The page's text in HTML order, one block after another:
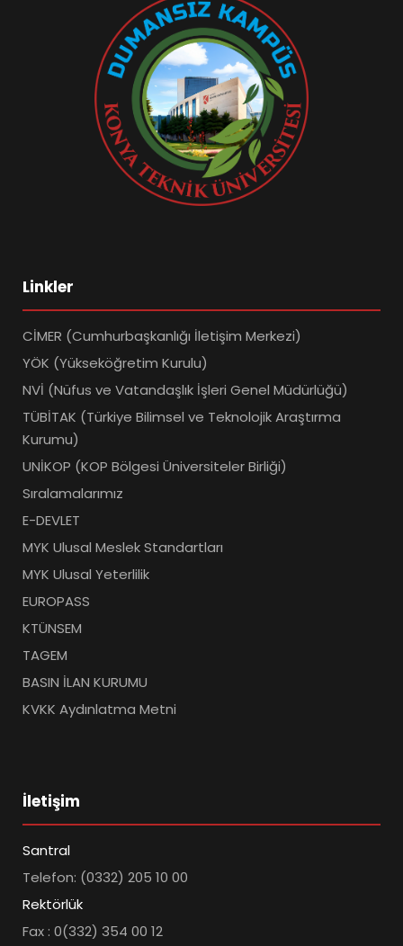
Linkler
CİMER (Cumhurbaşkanlığı İletişim Merkezi)
YÖK (Yükseköğretim Kurulu)
NVİ (Nüfus ve Vatandaşlık İşleri Genel Müdürlüğü)
TÜBİTAK (Türkiye Bilimsel ve Teknolojik Araştırma
Kurumu)
UNİKOP (KOP Bölgesi Üniversiteler Birliği)
Sıralamalarımız
E-DEVLET
MYK Ulusal Meslek Standartları
MYK Ulusal Yeterlilik
EUROPASS
KTÜNSEM
TAGEM
BASIN İLAN KURUMU
KVKK Aydınlatma Metni
İletişim
Santral
Telefon: (0332) 205 10 00
Rektörlük
Fax : 0(332) 354 00 12